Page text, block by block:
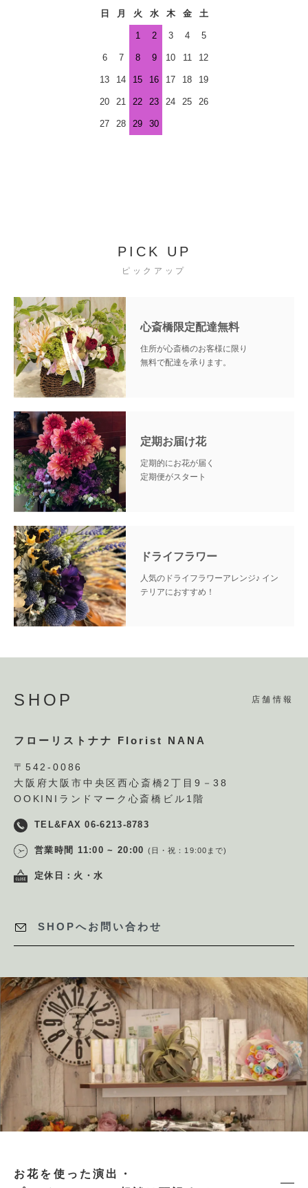
日 月 火 水 木 金 土
1 2 3 4 5
6 7 8 9 10 11 12
13 14 15 16 17 18 19
20 21 22 23 24 25 26
27 28 29 30
PICK UP
ピックアップ
心斎橋限定配達無料
住所が心斎橋のお客様に限り
無料で配達を承ります。
定期お届け花
定期的にお花が届く
定期便がスタート
ドライフラワー
人気のドライフラワーアレンジ♪ イン
テリアにおすすめ！
SHOP 店舗情報
フローリストナナ Florist NANA
〒542-0086
大阪府大阪市中央区西心斎橋2丁目9－38
OOKINIランドマーク心斎橋ビル1階
TEL&FAX 06-6213-8783
営業時間 11:00 ~ 20:00 (日・祝：19:00まで)
定休日：火・水
SHOPへお問い合わせ
お花を使った演出・